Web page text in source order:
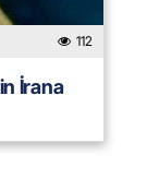
112
İrana